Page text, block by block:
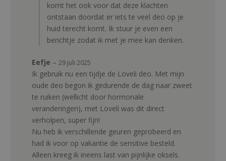
komt het ook voor dat deze klachten
ontstaan doordat er iets te veel deo op je
huid terecht komt. Ik stuur je even een
berichtje zodat ik met je mee kan denken.
Eefje – 29 juli 2025
Ik gebruik nu een tijdje de Loveli deo. Met mijn
oude deo begon ik gedurende de dag naar zweet
te ruiken (wellicht door hormonale
veranderingen), met Loveli was dit direct
verholpen, super fijn!
Nu heb ik verschillende geuren geprobeerd en
had ik voor op vakantie de sensitive besteld.
Alleen kreeg ik ineens last van pijnlijke oksels.